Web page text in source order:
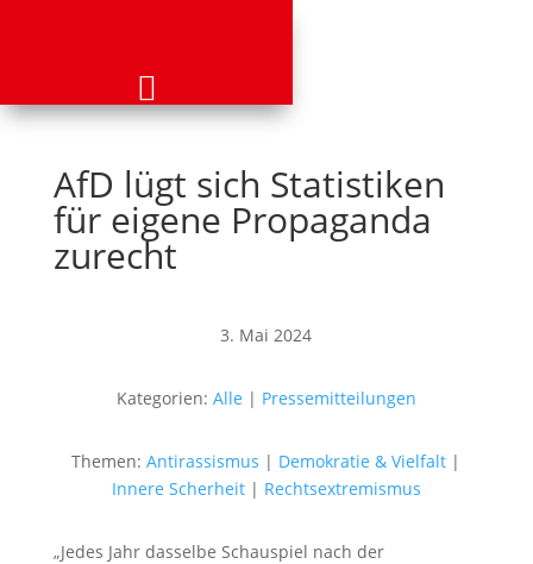
AfD lügt sich Statistiken
für eigene Propaganda
zurecht
3. Mai 2024
Kategorien: Alle | Pressemitteilungen
Themen:Antirassismus | Demokratie & Vielfalt |
Innere Scherheit| Rechtsextremismus
„Jedes Jahr dasselbe Schauspiel nach der